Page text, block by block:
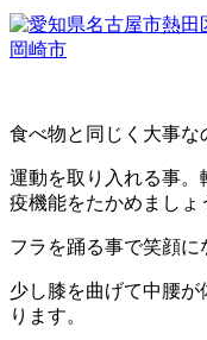
食べ物と同じく大事な
運動を取り入れる事
疫機能をたかめましょ
フラを踊る事で笑顔
少し膝を曲げて中腰
ります。